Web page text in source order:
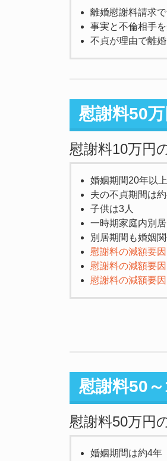
離婚慰謝料請求
事実と不倫相手
不貞が理由で離
慰謝料50
慰謝料10万円
婚姻期間20年以上
夫の不貞期間は
子供は3人
一時期家庭内別
別居期間も婚姻
慰謝料の減額要
慰謝料の減額要
慰謝料の減額要
慰謝料50
慰謝料50万円
婚姻期間は約4年